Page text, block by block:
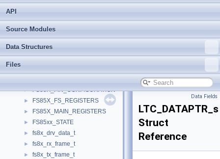
API
Source Modules
Data Structures
Files
► FAKE_DATABASE_ENTRIES
FRAM_BASE_HEADER_s
► FRAM_SBC_INIT
► FRAM_SOC
► FS85X_FIN_CONFIGURATION
► FS85X_FS_REGISTERS
► FS85X_MAIN_REGISTERS
► FS85xx_STATE
► fs8x_drv_data_t
► fs8x_rx_frame_t
► fs8x_tx_frame_t
Data Fields
LTC_DATAPTR_s
Struct
Reference